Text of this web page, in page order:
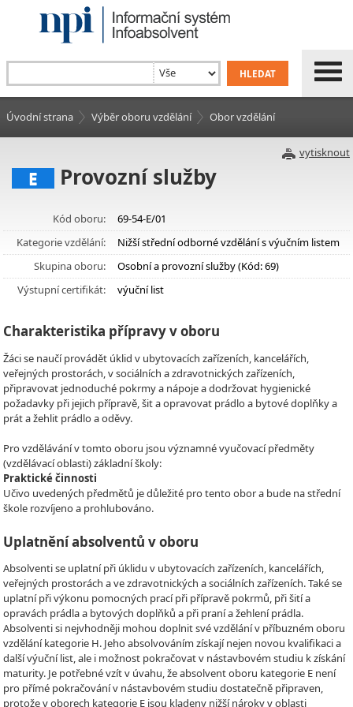
Úvodní strana Výběr oboru vzdělání Obor vzdělání
vytisknout
E Provozní služby
Kód oboru:
69-54-E/01
Kategorie vzdělání:
Nižší střední odborné vzdělání s výučním listem
Skupina oboru:
Osobní a provozní služby (Kód: 69)
Výstupní certifikát:
výuční list
Charakteristika přípravy v oboru
Žáci se naučí provádět úklid v ubytovacích zařízeních, kancelářích,
veřejných prostorách, v sociálních a zdravotnických zařízeních,
připravovat jednoduché pokrmy a nápoje a dodržovat hygienické
požadavky při jejich přípravě, šit a opravovat prádlo a bytové doplňky a
prát a žehlit prádlo a oděvy.
Pro vzdělávání v tomto oboru jsou významné vyučovací předměty
(vzdělávací oblasti) základní školy:
Praktické činnosti
Učivo uvedených předmětů je důležité pro tento obor a bude na střední
škole rozvíjeno a prohlubováno.
Uplatnění absolventů v oboru
Absolventi se uplatní při úklidu v ubytovacích zařízeních, kancelářích,
veřejných prostorách a ve zdravotnických a sociálních zařízeních. Také se
uplatní při výkonu pomocných prací při přípravě pokrmů, při šití a
opravách prádla a bytových doplňků a při praní a žehlení prádla.
Absolventi si nejvhodněji mohou doplnit své vzdělání v příbuzném oboru
vzdělání kategorie H. Jeho absolvováním získají nejen novou kvalifikaci a
další výuční list, ale i možnost pokračovat v nástavbovém studiu k získání
maturity. Je potřebné vzít v úvahu, že absolvent oboru kategorie E není
pro přímé pokračování v nástavbovém studiu dostatečně připraven,
protože v oborech kategorie E jsou kladeny nižší nároky v oblasti